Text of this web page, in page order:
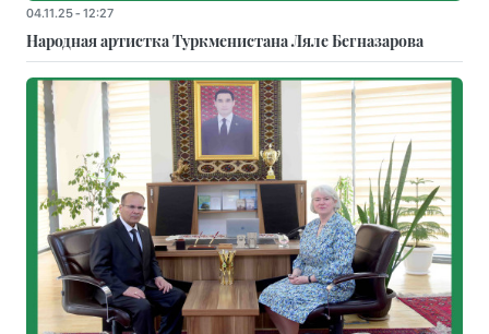
04.11.25 - 12:27
Народная артистка Туркменистана Ляле Бегназарова